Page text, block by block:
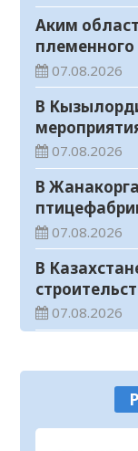
Аким
племенного
07.08.2026
В
07.08.2026
В
07.08.2026
В
волоконно-
07.08.2026
07.08.2026
Прогноз